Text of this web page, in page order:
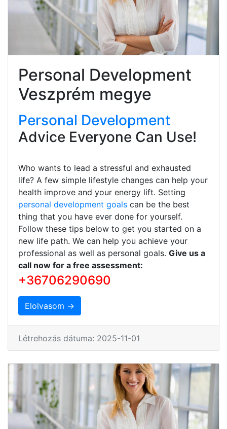
Personal Development
Veszprém megye
Personal Development
Advice Everyone Can Use!
Who wants to lead a stressful and exhausted
life? A few simple lifestyle changes can help your
health improve and your energy lift. Setting
personal development goals can be the best
thing that you have ever done for yourself.
Follow these tips below to get you started on a
new life path. We can help you achieve your
professional as well as personal goals. Give us a
call now for a free assessment:
+36706290690
Elolvasom →
Létrehozás dátuma: 2025-11-01